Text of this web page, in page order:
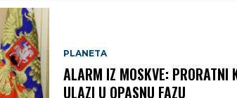
PLANETA
ALARM IZ MOSKVE: PRORATNI
ULAZI U OPASNU FAZU